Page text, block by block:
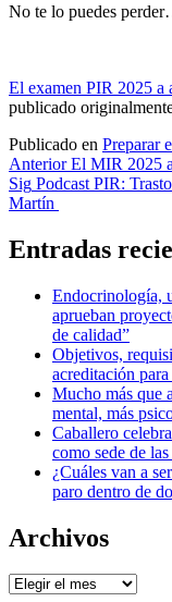
No te lo puedes
El examen PIR 2025 a
publicado
Publicado en Preparar
Navegación
de
Anterior El MIR 2025
Sig Podcast PIR:
Martín
Entradas
Endocrinología,
aprueban
de calidad”
Objetivos,
acreditación
Mucho más que
mental, más
Caballero
como sede de
¿Cuáles van a
paro dentro de
Archivos
Archivos